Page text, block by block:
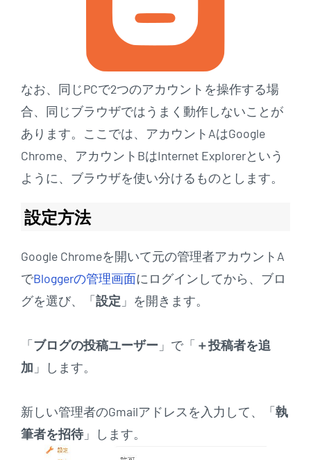
なお、同じPCで2つのアカウントを操作する場
合、同じブラウザではうまく動作しないことが
あります。ここでは、アカウントAはGoogle
Chrome、アカウントBはInternet Explorerという
ように、ブラウザを使い分けるものとします。
設定方法
Google Chromeを開いて元の管理者アカウントA
でBloggerの管理画面にログインしてから、ブロ
グを選び、「設定 」を開きます。
「ブログの投稿ユーザー 」で「 ＋投稿者を追
加 」します。
新しい管理者のGmailアドレスを入力して、「執
筆者を招待」します。